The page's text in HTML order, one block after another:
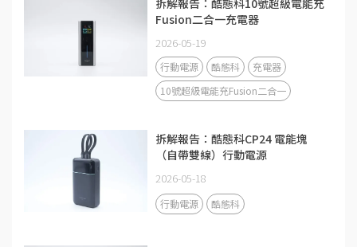
Fusion二合一充電器
2026-05-19
行動電源 酷態科
充電器
10號超級電能充Fusion二合一
拆解報告：酷態科CP24 電能塊
（自帶雙線）行動電源
2026-05-18
行動電源 酷態科